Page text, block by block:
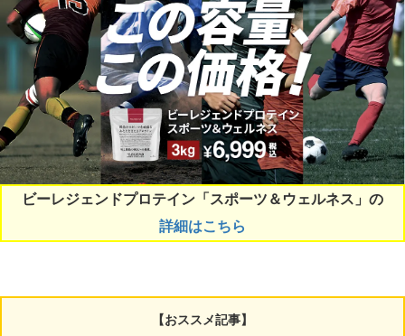
ビーレジェンドプロテイン「スポーツ＆ウェルネス」の
詳細はこちら
【おススメ記事】